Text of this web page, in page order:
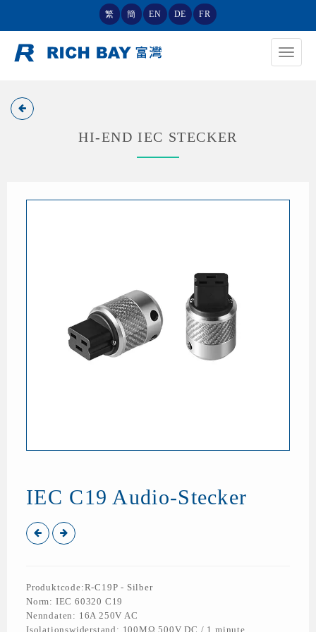
繁 簡 EN DE FR
Toggle
HI-END IEC STECKER
IEC C19 Audio-Stecker
Produktcode:R-C19P - Silber
Norm: IEC 60320 C19
Nenndaten: 16A 250V AC
Isolationswiderstand: 100MΩ 500V DC / 1 minute